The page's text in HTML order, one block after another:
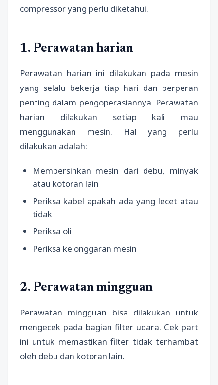
compressor yang perlu diketahui.
1. Perawatan harian
Perawatan harian ini dilakukan pada mesin
yang selalu bekerja tiap hari dan berperan
penting dalam pengoperasiannya. Perawatan
harian dilakukan setiap kali mau
menggunakan mesin. Hal yang perlu
dilakukan adalah:
Membersihkan mesin dari debu, minyak
atau kotoran lain
Periksa kabel apakah ada yang lecet atau
tidak
Periksa oli
Periksa kelonggaran mesin
2. Perawatan mingguan
Perawatan mingguan bisa dilakukan untuk
mengecek pada bagian filter udara. Cek part
ini untuk memastikan filter tidak terhambat
oleh debu dan kotoran lain.